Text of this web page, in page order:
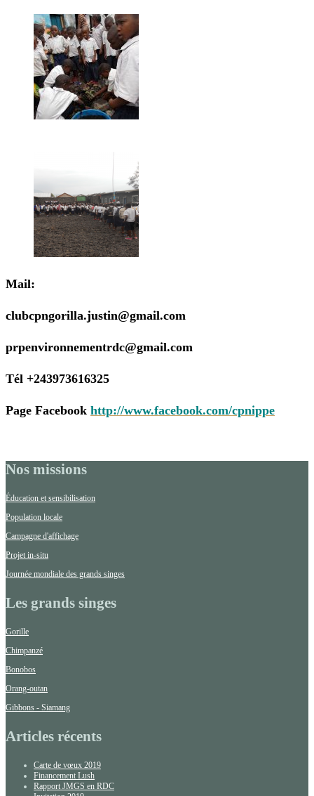
Mail:
clubcpngorilla.justin@gmail.com
prpenvironnementrdc@gmail.com
Tél +243973616325
Page Facebook http://www.facebook.com/cpnippe
Nos missions
Éducation et sensibilisation
Population locale
Campagne d'affichage
Projet in-situ
Journée mondiale des grands singes
Les grands singes
Gorille
Chimpanzé
Bonobos
Orang-outan
Gibbons - Siamang
Articles récents
Carte de vœux 2019
Financement Lush
Rapport JMGS en RDC